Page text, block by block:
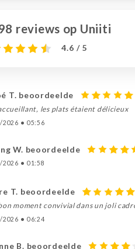
reviews op Uniiti
4.6 / 5
T. beoordeelde
les plats étaient délicieux
2026 • 05:56
W. beoordeelde
2026 • 01:58
T. beoordeelde
moment convivial dans un joli
2026 • 06:24
B. beoordeelde